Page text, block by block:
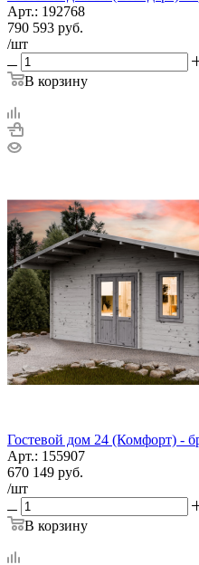
Арт.: 192768
790 593 руб.
/шт
В корзину
Гостевой дом 24 (Комфорт) -
Арт.: 155907
670 149 руб.
/шт
В корзину